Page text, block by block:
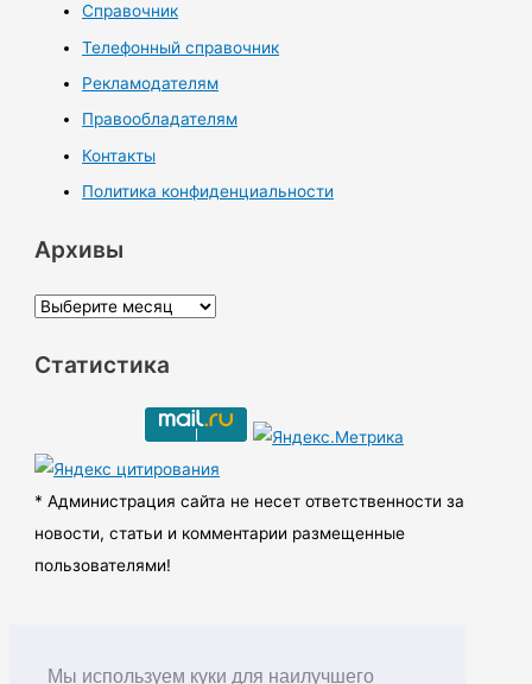
Мы используем куки для наилучшего
Справочник
Телефонный справочник
Рекламодателям
Правообладателям
Контакты
Политика конфиденциальности
Архивы
А
х
ы
Статистика
* Администрация сайта не несет ответственности за
новости, статьи и комментарии размещенные
пользователями!